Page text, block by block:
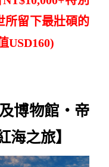
所留下最壯碩的
USD160)
博物館 ‧帝
之旅】